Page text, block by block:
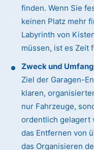
finden. Wenn Sie
keinen Platz mehr
Labyrinth von
müssen, ist es Zeit
Zweck und
Ziel der Garagen-
klaren,
nur Fahrzeuge,
ordentlich gelagert
das Entfernen von
das Organisieren